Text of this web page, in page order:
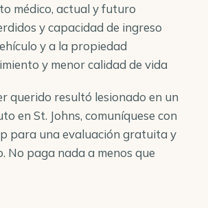
médico, actual y futuro
y capacidad de ingreso
y a la propiedad
y menor calidad de vida
querido resultó lesionado en un
en St. Johns, comuníquese con
para una evaluación gratuita y
No paga nada a menos que